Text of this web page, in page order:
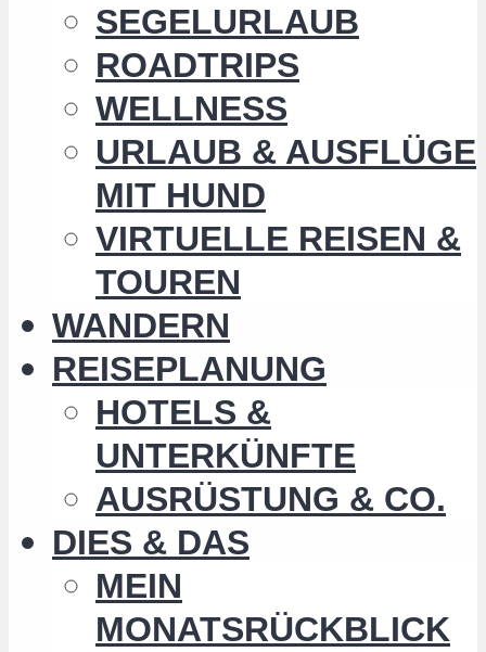
SEGELURLAUB
ROADTRIPS
WELLNESS
URLAUB & AUSFLÜGE
MIT HUND
VIRTUELLE REISEN &
TOUREN
WANDERN
REISEPLANUNG
HOTELS &
UNTERKÜNFTE
AUSRÜSTUNG & CO.
DIES & DAS
MEIN
MONATSRÜCKBLICK